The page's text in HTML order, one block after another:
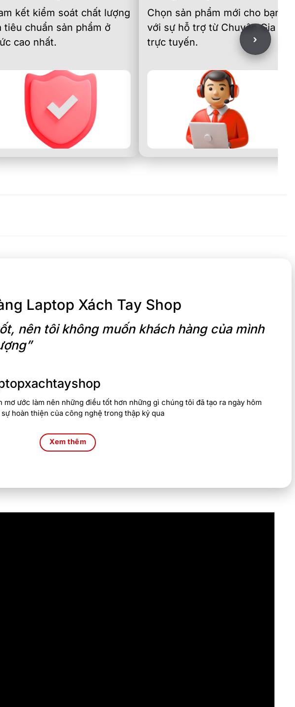
kết kiểm soát chất lượng
tiêu chuẩn sản phẩm ở
cao nhất.
Chọn sản phẩm mới cho bạn
với sự hỗ trợ từ Chuyên Gia
trực tuyến.
›
Laptop Xách Tay Shop
nên tôi không muốn khách hàng của mình
ước làm nên những điều tốt hơn những gì chúng tôi đã tạo ra ngày hôm
hoàn thiện của công nghệ trong thập kỷ qua
Xem thêm